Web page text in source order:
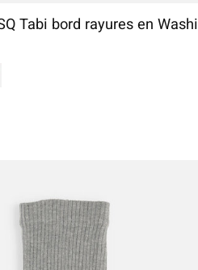
Tabi bord rayures en Washi